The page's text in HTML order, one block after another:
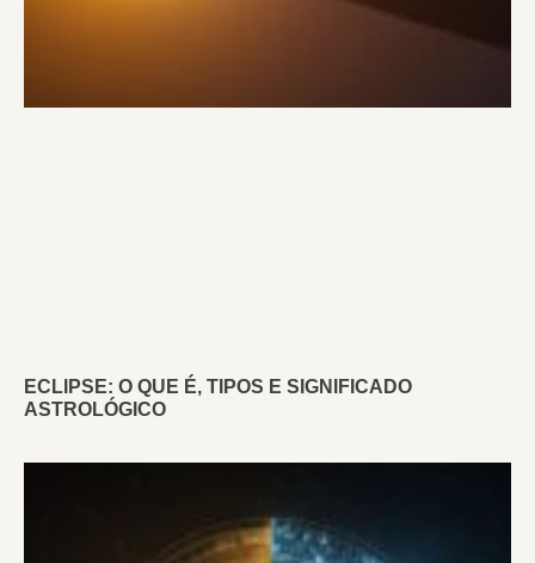
ECLIPSE: O QUE É, TIPOS E SIGNIFICADO
ASTROLÓGICO